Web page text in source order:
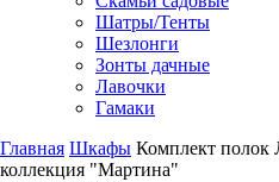
Шатры/Тенты
Шезлонги
Зонты дачные
Лавочки
Гамаки
Главная Шкафы Комплект
коллекция "Мартина"